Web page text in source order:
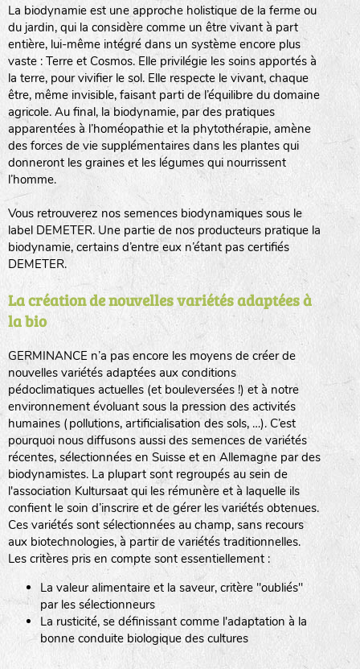
La biodynamie est une approche holistique de la ferme ou
du jardin, qui la considère comme un être vivant à part
entière, lui-même intégré dans un système encore plus
vaste : Terre et Cosmos. Elle privilégie les soins apportés à
la terre, pour vivifier le sol. Elle respecte le vivant, chaque
être, même invisible, faisant parti de l’équilibre du domaine
agricole. Au final, la biodynamie, par des pratiques
apparentées à l’homéopathie et la phytothérapie, amène
des forces de vie supplémentaires dans les plantes qui
donneront les graines et les légumes qui nourrissent
l’homme.
Vous retrouverez nos semences biodynamiques sous le
label DEMETER. Une partie de nos producteurs pratique la
biodynamie, certains d’entre eux n’étant pas certifiés
DEMETER.
La création de nouvelles variétés adaptées à
la bio
GERMINANCE n’a pas encore les moyens de créer de
nouvelles variétés adaptées aux conditions
pédoclimatiques actuelles (et bouleversées !) et à notre
environnement évoluant sous la pression des activités
humaines (pollutions, artificialisation des sols, …). C’est
pourquoi nous diffusons aussi des semences de variétés
récentes, sélectionnées en Suisse et en Allemagne par des
biodynamistes. La plupart sont regroupés au sein de
l'association Kultursaat qui les rémunère et à laquelle ils
confient le soin d’inscrire et de gérer les variétés obtenues.
Ces variétés sont sélectionnées au champ, sans recours
aux biotechnologies, à partir de variétés traditionnelles.
Les critères pris en compte sont essentiellement :
La valeur alimentaire et la saveur, critère "oubliés"
par les sélectionneurs
La rusticité, se définissant comme l'adaptation à la
bonne conduite biologique des cultures
BINGENHEIMER SAATGUT (BGH)
www.bingenheimersaatgut.de
DE BOLSTER (DBO)
www.bolster.nl
GRAINE DEL PAÏS (GDP)
www.grainesdelpais.com
JARDIN EN’VIE (JEV)
LA BOITE A GRAINES (LBAG)
LA RÉFÉRENCE :F BEL20BPA1A (en haut à gauche)
F : Fleurs.
Les autres catégories étant :
: Engrais vert
L: Légumes
A: Aromatiques
BEL : Code de la variété
(Ici Belle de nuit)
20 : Année de récolte(ici 2020)
BPA : Initiales du producteur ou du fournisseur de la
semence.
1 : Numéro d’ordre du lot
A : Sans calibre.
G: Gros
M: Moyen calibre
P: Petit calibre
biodiversité cultivée
Légumes feuilles
Légumes racines
Plantes aromatiques